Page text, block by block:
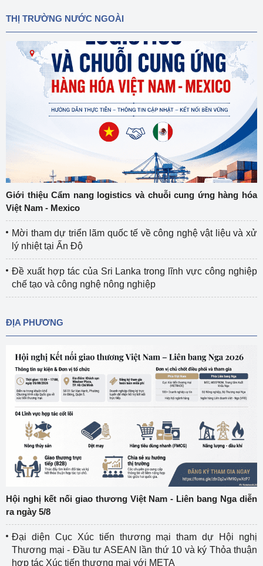
THỊ TRƯỜNG NƯỚC NGOÀI
Giới thiệu Cẩm nang logistics và chuỗi cung ứng hàng hóa
Việt Nam - Mexico
Mời tham dự triển lãm quốc tế về công nghệ vật liệu và xử
lý nhiệt tại Ấn Độ
Đề xuất hợp tác của Sri Lanka trong lĩnh vực công nghiệp
chế tạo và công nghệ nông nghiệp
ĐỊA PHƯƠNG
Hội nghị kết nối giao thương Việt Nam - Liên bang Nga diễn
ra ngày 5/8
Đại diện Cục Xúc tiến thương mại tham dự Hội nghị
Thương mại - Đầu tư ASEAN lần thứ 10 và ký Thỏa thuận
hợp tác Xúc tiến thương mại với META